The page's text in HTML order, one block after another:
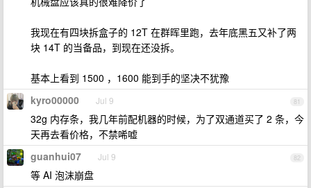
我现在有四块拆盒子的 12T 在群晖里跑，去年底黑五又补了两
块 14T 的当备品，到现在还没拆。
基本上看到 1500 ，1600 能到手的坚决不犹豫
81
kyro00000 Jul 9
32g 内存条，我几年前配机器的时候，为了双通道买了 2 条，今
天再去看价格，不禁唏嘘
82
guanhui07 Jul 9
等 AI 泡沫崩盘